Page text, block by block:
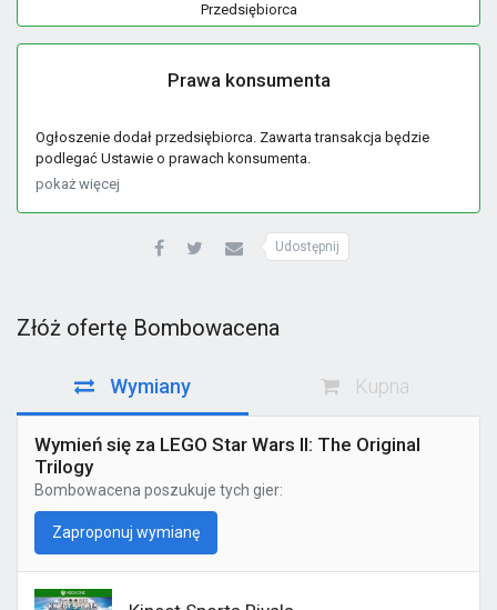
Przedsiębiorca
Prawa konsumenta
Ogłoszenie dodał przedsiębiorca. Zawarta transakcja będzie
podlegać Ustawie o prawach konsumenta.
pokaż więcej
Udostępnij
Złóż ofertę Bombowacena
Wymiany Kupna
Wymień się za LEGO Star Wars II: The Original
Trilogy
Bombowacena poszukuje tych gier:
Zaproponuj wymianę